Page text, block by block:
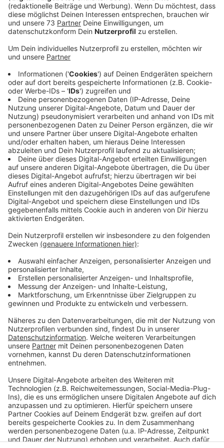
Anzeige
Ein Stopp oder gar ein Runtergehen der Zahlen ist
nicht in Sicht. Trotzdem rät uns Landrat Kai Zwicker,
ruhig zu bleiben.
"Wir warten natürlich jetzt gespannt, ob die
ersten Maßnahmen greifen, insbesondere, ob die
Kontaktbeschränkungen Wirkung zeigen. Für
uns auch ganz wichtig wird sein, was
beschließen die Ministerpräsidentinnen und
Ministerpräsidenten gemeinsam mit der
Bundeskanzlerin als weitere Schrtte. Um dann zu
entscheiden, wenn sich die Zahlen bei uns nicht
nach unten entwickeln, welche Maßnahmen wir
dann gemeinsam mit den Städten und
Gemeinden noch ergreifen müssen."
Aktuell halte das Gesundheitssystem der Situation
noch sehr gut Stand und es gebe noch freie
sich in jedem Fall an die AHA + L Regeln zu halten.
Anzeige
Anzeige